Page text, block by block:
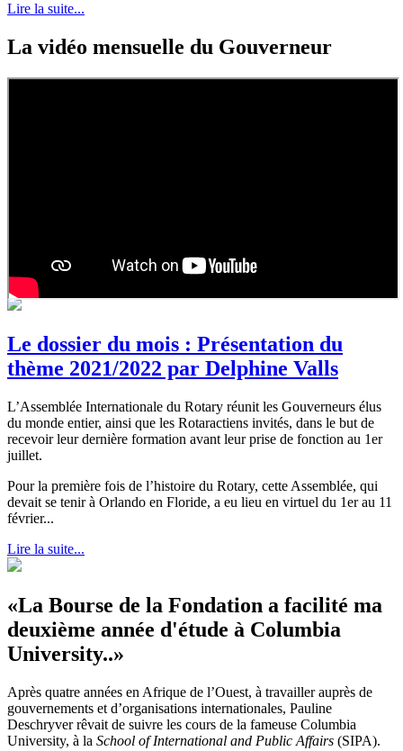
Lire la suite...
La vidéo mensuelle du Gouverneur
Le dossier du mois : Présentation du
thème 2021/2022 par Delphine Valls
L’Assemblée Internationale du Rotary réunit les Gouverneurs élus
du monde entier, ainsi que les Rotaractiens invités, dans le but de
recevoir leur dernière formation avant leur prise de fonction au 1er
juillet.
Pour la première fois de l’histoire du Rotary, cette Assemblée, qui
devait se tenir à Orlando en Floride, a eu lieu en virtuel du 1er au 11
février...
Lire la suite...
«La Bourse de la Fondation a facilité ma
deuxième année d'étude à Columbia
University..»
Après quatre années en Afrique de l’Ouest, à travailler auprès de
gouvernements et d’organisations internationales, Pauline
Deschryver rêvait de suivre les cours de la fameuse Columbia
University, à la School of International and Public Affairs (SIPA).